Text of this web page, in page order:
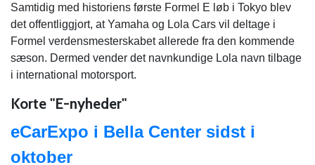
Samtidig med historiens første Formel E løb i Tokyo blev
det offentliggjort, at Yamaha og Lola Cars vil deltage i
Formel verdensmesterskabet allerede fra den kommende
sæson. Dermed vender det navnkundige Lola navn tilbage
i international motorsport.
Korte "E-nyheder"
eCarExpo i Bella Center sidst i
oktober